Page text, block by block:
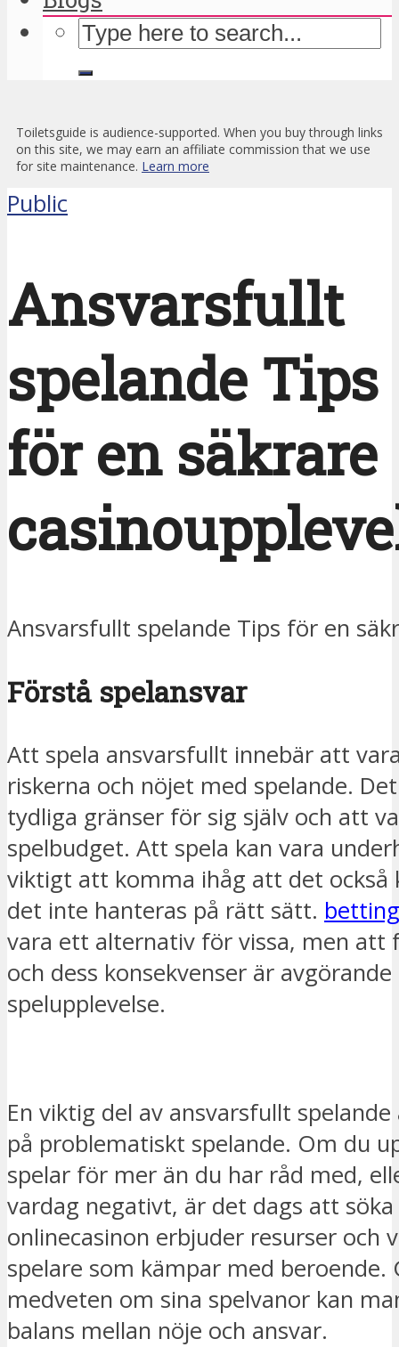
Toiletsguide is audience-supported. When you buy through links
on this site, we may earn an affiliate commission that we use
for site maintenance. Learn more
Public
Ansvarsfullt
spelande Tips
för en säkrare
Ansvarsfullt spelande Tips för en
Förstå spelansvar
Att spela ansvarsfullt innebär att
riskerna och nöjet med spelande.
tydliga gränser för sig själv och att
spelbudget. Att spela kan vara
viktigt att komma ihåg att det också
det inte hanteras på rätt sätt.
vara ett alternativ för vissa, men att
och dess konsekvenser är
spelupplevelse.
En viktig del av ansvarsfullt
på problematiskt spelande. Om du
spelar för mer än du har råd med,
vardag negativt, är det dags att
onlinecasinon erbjuder resurser och
spelare som kämpar med beroende.
medveten om sina spelvanor kan
balans mellan nöje och ansvar.